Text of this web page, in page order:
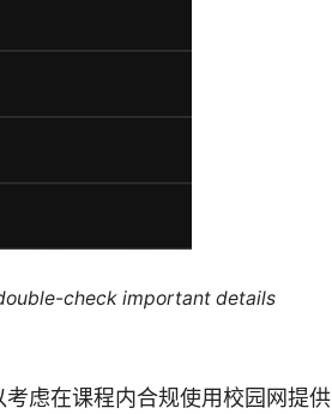
check important details
虑在课程内合规使用校园网提供